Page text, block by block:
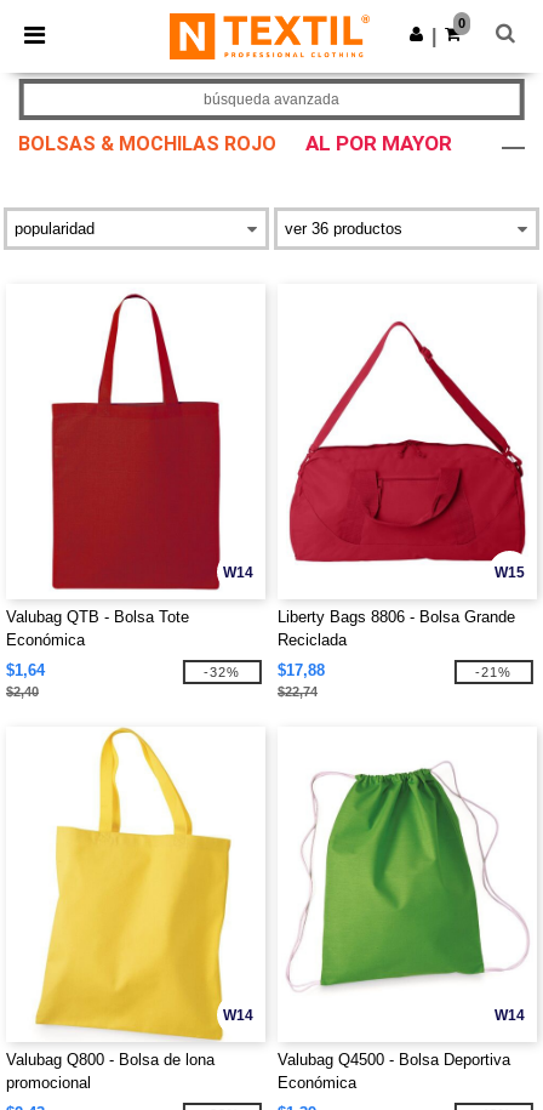
× App de Ntextil
¡Mejores precios en app!
Descargar app
0
BOLSAS & MOCHILAS ROJO AL POR MAYOR
búsqueda avanzada
W14
Valubag QTB - Bolsa Tote
Económica
$1,64
$2,40
-32%
W15
Liberty Bags 8806 - Bolsa Grande
Reciclada
$17,88
$22,74
-21%
W14
Valubag Q800 - Bolsa de lona
promocional
W14
Valubag Q4500 - Bolsa Deportiva
Económica